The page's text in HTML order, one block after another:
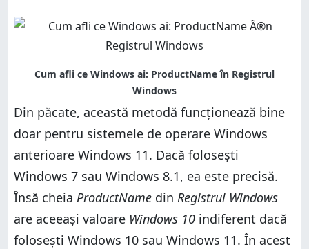
Din păcate, această metodă funcționează bine
doar pentru sistemele de operare Windows
anterioare Windows 11. Dacă folosești
Windows 7 sau Windows 8.1, ea este precisă.
Însă cheia ProductName din Registrul Windows
are aceeași valoare Windows 10 indiferent dacă
folosești Windows 10 sau Windows 11. În acest